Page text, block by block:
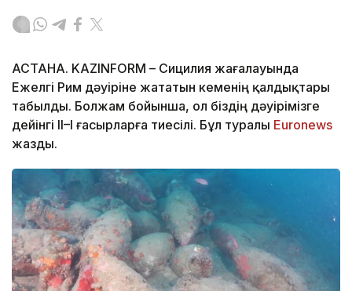
АСТАНА. KAZINFORM – Сицилия жағалауында
Ежелгі Рим дәуіріне жататын кеменің қалдықтары
табылды. Болжам бойынша, ол біздің дәуірімізге
дейінгі II–I ғасырларға тиесілі. Бұл туралы Еuronews
жазды.